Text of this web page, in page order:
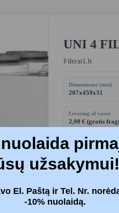
UNI 4
Filtrai1.lt
Dimensioner (mm)
207x459x31
Levering af varer
2,90 € (gratis
50 €)
Price:
Filtre : Effektiv (F7
užsakymui!
El. Paštą ir Tel. Nr.
-10% nuolaidą.